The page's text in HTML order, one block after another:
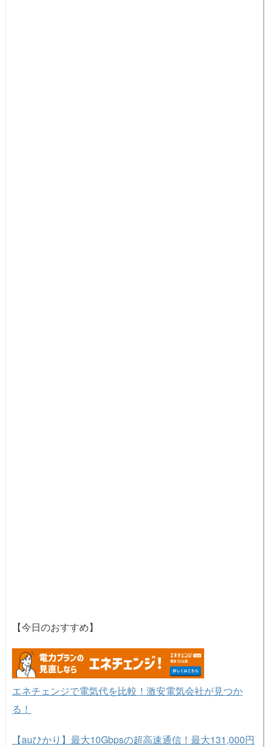
【今日のおすすめ】
エネチェンジで電気代を比較！激安電気会社が見つか
る！
【auひかり】最大10Gbpsの超高速通信！最大131,000円